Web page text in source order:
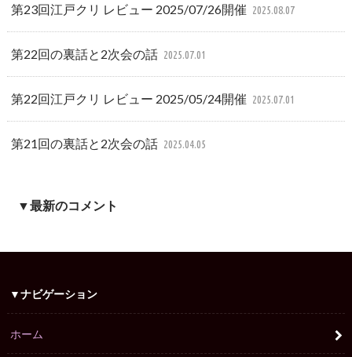
第23回江戸クリ レビュー 2025/07/26開催 2025.08.07
第22回の裏話と2次会の話 2025.07.01
第22回江戸クリ レビュー 2025/05/24開催 2025.07.01
第21回の裏話と2次会の話 2025.04.05
▼最新のコメント
▼ナビゲーション
ホーム